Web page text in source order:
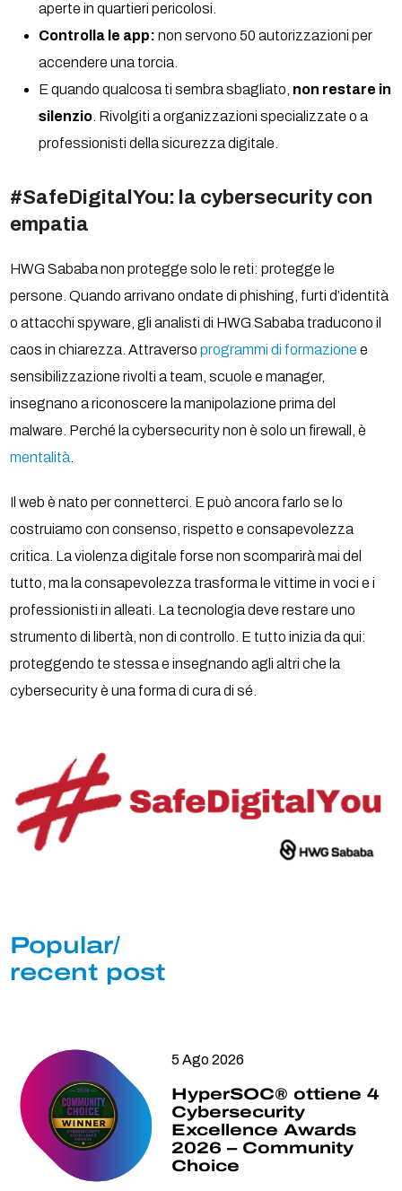
aperte in quartieri pericolosi.
Controlla le app: non servono 50 autorizzazioni per
accendere una torcia.
E quando qualcosa ti sembra sbagliato, non restare in
silenzio . Rivolgiti a organizzazioni specializzate o a
professionisti della sicurezza digitale.
#SafeDigitalYou: la cybersecurity con
empatia
HWG Sababa non protegge solo le reti: protegge le
persone. Quando arrivano ondate di phishing, furti d’identità
o attacchi spyware, gli analisti di HWG Sababa traducono il
caos in chiarezza. Attraversoprogrammi di formazione e
sensibilizzazione rivolti a team, scuole e manager,
insegnano a riconoscere la manipolazione prima del
malware. Perché la cybersecurity non è solo un firewall, è
mentalità
Il web è nato per connetterci. E può ancora farlo se lo
costruiamo con consenso, rispetto e consapevolezza
critica. La violenza digitale forse non scomparirà mai del
tutto, ma la consapevolezza trasforma le vittime in voci e i
professionisti in alleati. La tecnologia deve restare uno
strumento di libertà, non di controllo. E tutto inizia da qui:
proteggendo te stessa e insegnando agli altri che la
cybersecurity è una forma di cura di sé.
Popular/
recent post
5 Ago 2026
HyperSOC® ottiene 4
Cybersecurity
Excellence Awards
2026 – Community
Choice